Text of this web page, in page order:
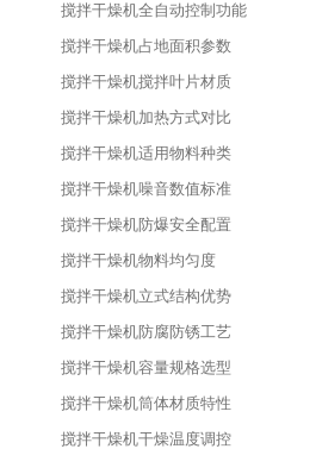
搅拌干燥机全自动控制功能
搅拌干燥机占地面积参数
搅拌干燥机搅拌叶片材质
搅拌干燥机加热方式对比
搅拌干燥机适用物料种类
搅拌干燥机噪音数值标准
搅拌干燥机防爆安全配置
搅拌干燥机物料均匀度
搅拌干燥机立式结构优势
搅拌干燥机防腐防锈工艺
搅拌干燥机容量规格选型
搅拌干燥机筒体材质特性
搅拌干燥机干燥温度调控